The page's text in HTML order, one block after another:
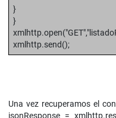
}
}
xmlhttp.send();
Una vez recuperamos el
jsonResponse =